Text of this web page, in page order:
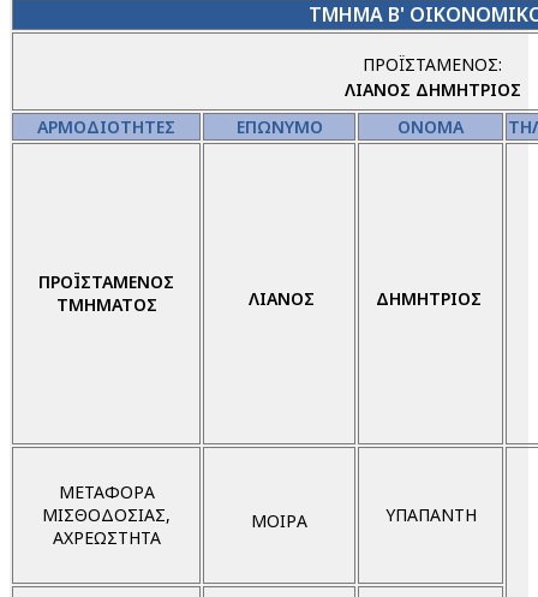
TMHMA B'
ΠΡΟΪΣΤΑΜΕΝΟΣ:
ΛΙΑΝΟΣ ΔΗΜΗΤΡΙΟΣ
ΑΡΜΟΔΙΟΤΗΤΕΣ
ΕΠΩΝΥΜΟ ΟΝΟΜΑ
ΠΡΟΪΣΤΑΜΕΝΟΣ
ΤΜΗΜΑΤΟΣ
ΛΙΑΝΟΣ ΔΗΜΗΤΡΙΟΣ
ΜΕΤΑΦΟΡΑ
ΜΙΣΘΟΔΟΣΙΑΣ,
ΑΧΡΕΩΣΤΗΤΑ
ΜΟΙΡΑ ΥΠΑΠΑΝΤΗ